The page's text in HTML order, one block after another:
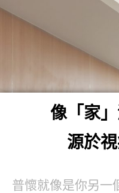
像「家」
源於
普懷就像是你另一